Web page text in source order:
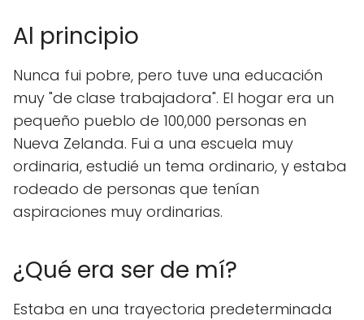
Al principio
Nunca fui pobre, pero tuve una educación
muy "de clase trabajadora". El hogar era un
pequeño pueblo de 100,000 personas en
Nueva Zelanda. Fui a una escuela muy
ordinaria, estudié un tema ordinario, y estaba
rodeado de personas que tenían
aspiraciones muy ordinarias.
¿Qué era ser de mí?
Estaba en una trayectoria predeterminada